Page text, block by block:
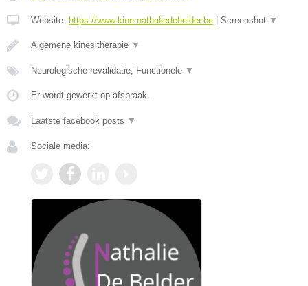
Website: https://www.kine-nathaliedebelder.be | Screenshot ▼
Algemene kinesitherapie ▼
Neurologische revalidatie, Functionele ▼
Er wordt gewerkt op afspraak.
Laatste facebook posts ▼
Sociale media: